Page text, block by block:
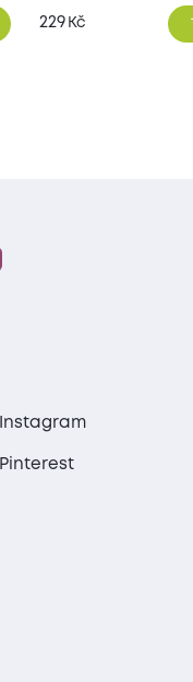
229 Kč
Instagram
Pinterest